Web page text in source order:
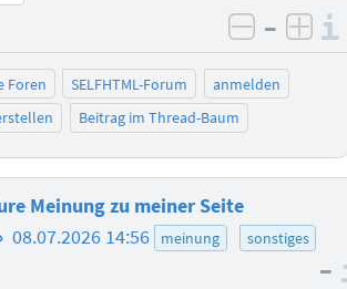
negativ
–
Foren SELFHTML-Forum
anmelden
Beitrag im Thread-Baum
Meinung zu meiner Seite
08.07.2026 14:56 meinung sonstiges
–